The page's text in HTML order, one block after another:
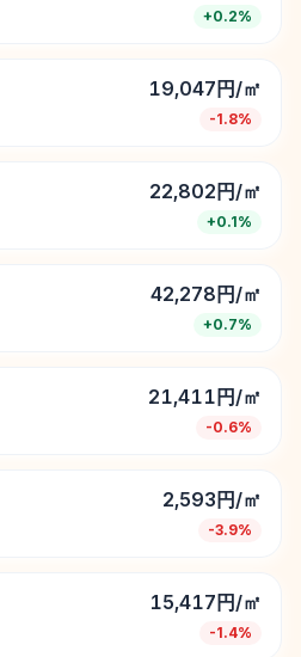
+0.2%
19,047円/㎡
-1.8%
22,802円/㎡
+0.1%
42,278円/㎡
+0.7%
21,411円/㎡
-0.6%
2,593円/㎡
-3.9%
15,417円/㎡
-1.4%